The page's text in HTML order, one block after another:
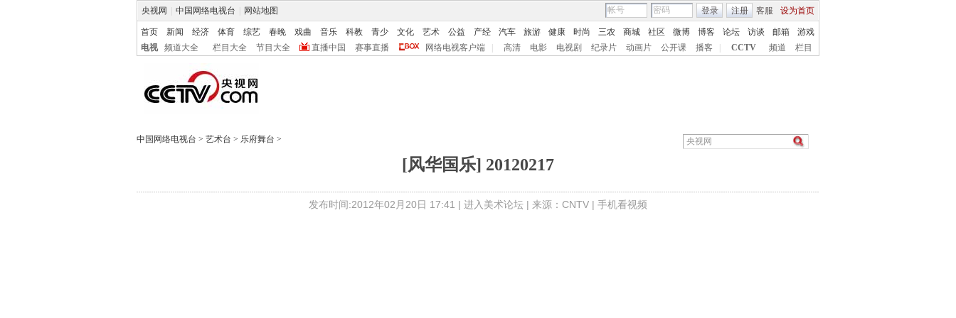
央视网 中国网络电视台 网站地图 客服 设为首页
登录 注册
首页 新闻 经济 体育 综艺 春晚 戏曲 音乐 科教 青少 文化 艺术 公益 产经 汽车 旅游 健康 时尚 三农 商城 社区 微博 博客 论坛 访谈 邮箱
游戏
电视
频道大全 栏目大全 节目大全 直播中国 赛事直播 网络电视客户端 高清 电影 电视剧 纪录片 动画片 公开课 播客 CCTV 频道 栏目
中国网络电视台 > 艺术台 > 乐府舞台 >
[风华国乐] 20120217
发布时间:2012年02月20日 17:41 | 进入美术论坛 | 来源：CNTV | 手机看视频